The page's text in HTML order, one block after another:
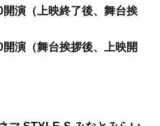
演（上映終了後、舞台挨
演（舞台挨拶後、上映開